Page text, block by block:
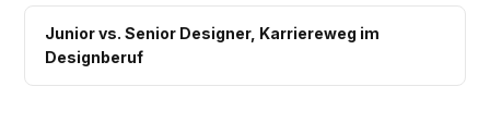
Junior vs. Senior Designer, Karriereweg im
Designberuf